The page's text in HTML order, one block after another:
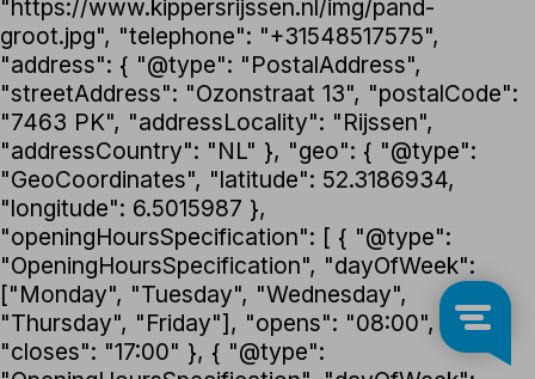
"https://www.kippersrijssen.nl/img/pand-
groot.jpg", "telephone": "+31548517575",
"address": { "@type": "PostalAddress",
"streetAddress": "Ozonstraat 13", "postalCode":
"7463 PK", "addressLocality": "Rijssen",
"addressCountry": "NL" }, "geo": { "@type":
"GeoCoordinates", "latitude": 52.3186934,
"longitude": 6.5015987 },
"openingHoursSpecification": [ { "@type":
"OpeningHoursSpecification", "dayOfWeek":
["Monday", "Tuesday", "Wednesday",
"Thursday", "Friday"], "opens": "08:00",
"closes": "17:00" }, { "@type":